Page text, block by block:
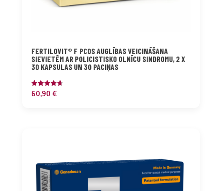
FERTILOVIT® F PCOS AUGLĪBAS VEICINĀŠANA
SIEVIETĒM AR POLICISTISKO OLNĪCU SINDROMU, 2 X
30 KAPSULAS UN 30 PACIŅAS
Novērtēts
ar
60,90 €